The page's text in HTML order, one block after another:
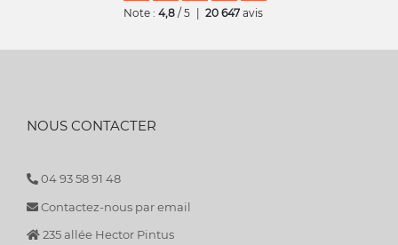
Note : 4,8 / 5 20 647 avis
NOUS CONTACTER
04 93 58 91 48
Contactez-nous par email
235 allée Hector Pintus